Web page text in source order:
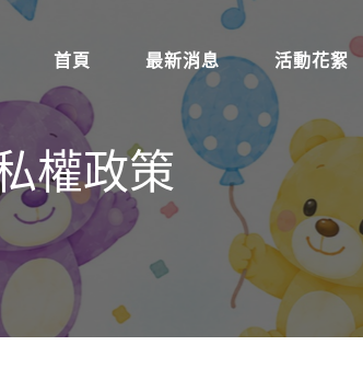
首頁 最新消息 活動花絮
權政策